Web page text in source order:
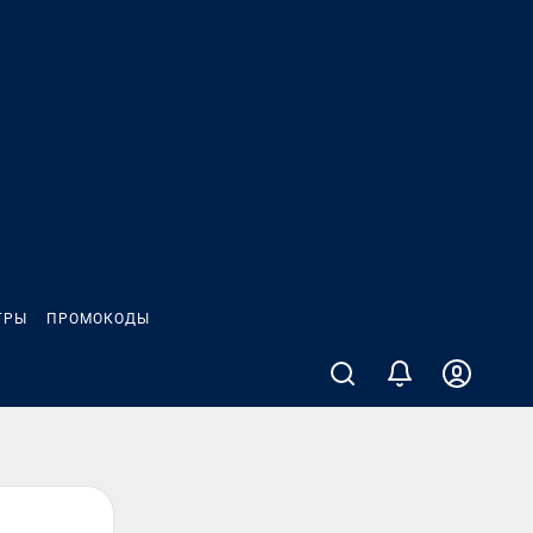
ПРОМОКОДЫ